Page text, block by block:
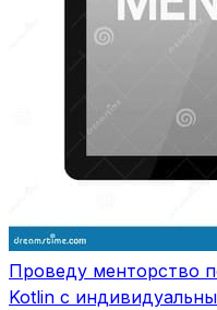
Проведу менторство
Kotlin с